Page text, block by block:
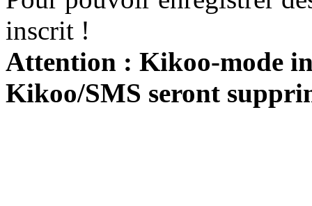
inscrit !
Attention : Kikoo-mode
Kikoo/SMS seront